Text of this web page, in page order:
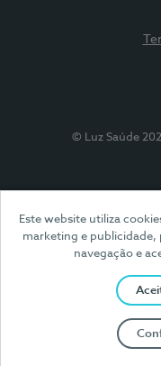
Este website utiliza
marketing e publicidade,
navegação e
© Luz Saúde